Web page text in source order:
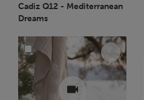
Cadiz Q12 - Mediterranean
Dreams